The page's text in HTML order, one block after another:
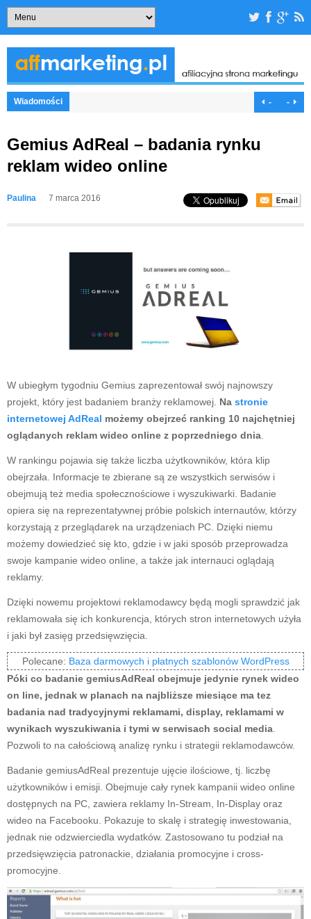
Wiadomości - -
Gemius AdReal – badania rynku
reklam wideo online
Paulina 7 marca 2016
W ubiegłym tygodniu Gemius zaprezentował swój najnowszy
projekt, który jest badaniem branży reklamowej. Na stronie
internetowej AdReal możemy obejrzeć ranking 10 najchętniej
oglądanych reklam wideo online z poprzedniego dnia
W rankingu pojawia się także liczba użytkowników, która klip
obejrzała. Informacje te zbierane są ze wszystkich serwisów i
obejmują też media społecznościowe i wyszukiwarki. Badanie
opiera się na reprezentatywnej próbie polskich internautów, którzy
korzystają z przeglądarek na urządzeniach PC. Dzięki niemu
możemy dowiedzieć się kto, gdzie i w jaki sposób przeprowadza
swoje kampanie wideo online, a także jak internauci oglądają
reklamy.
Dzięki nowemu projektowi reklamodawcy będą mogli sprawdzić jak
reklamowała się ich konkurencja, których stron internetowych użyła
i jaki był zasięg przedsięwzięcia.
Polecane: Baza darmowych i płatnych szablonów WordPress
Póki co badanie gemiusAdReal obejmuje jedynie rynek wideo
on line, jednak w planach na najbliższe miesiące ma tez
badania nad tradycyjnymi reklamami, display, reklamami w
wynikach wyszukiwania i tymi w serwisach social media
Pozwoli to na całościową analizę rynku i strategii reklamodawców.
Badanie gemiusAdReal prezentuje ujęcie ilościowe, tj. liczbę
użytkowników i emisji. Obejmuje cały rynek kampanii wideo online
dostępnych na PC, zawiera reklamy In-Stream, In-Display oraz
wideo na Facebooku. Pokazuje to skalę i strategię inwestowania,
jednak nie odzwierciedla wydatków. Zastosowano tu podział na
przedsięwzięcia patronackie, działania promocyjne i cross-
promocyjne.